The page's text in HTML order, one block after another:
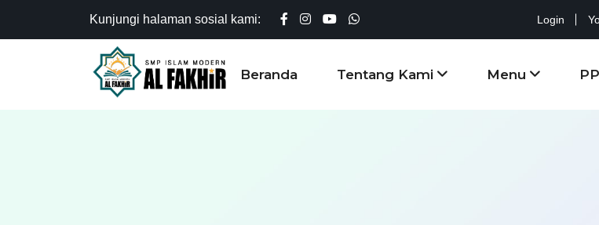
Kunjungi halaman sosial kami: Login
Beranda Tentang Kami Menu